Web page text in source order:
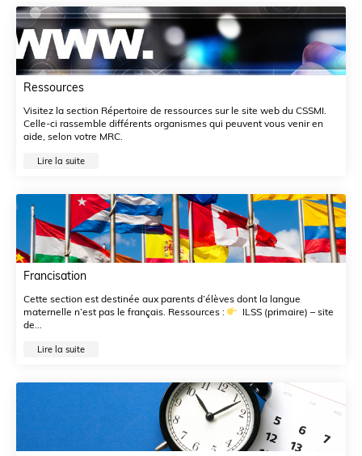
Ressources
Visitez la section Répertoire de ressources sur le site web du CSSMI.
Celle-ci rassemble différents organismes qui peuvent vous venir en
aide, selon votre MRC.
Lire la suite
Francisation
Cette section est destinée aux parents d’élèves dont la langue
maternelle n’est pas le français. Ressources :
ILSS (primaire) – site
de...
Lire la suite